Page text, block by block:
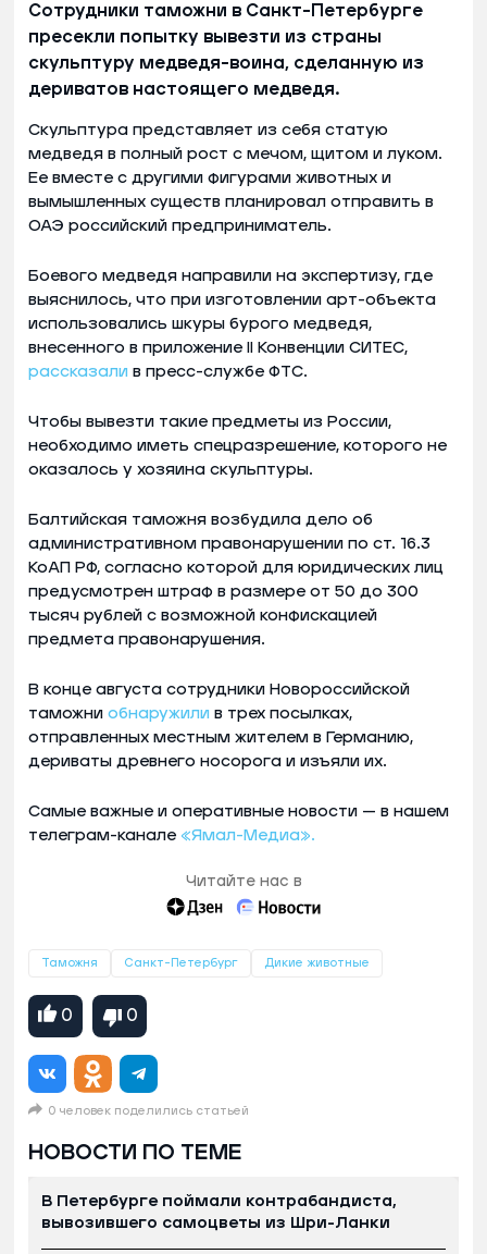
Сотрудники таможни в Санкт-Петербурге
пресекли попытку вывезти из страны
скульптуру медведя-воина, сделанную из
дериватов настоящего медведя.
Скульптура представляет из себя статую
медведя в полный рост с мечом, щитом и луком.
Ее вместе с другими фигурами животных и
вымышленных существ планировал отправить в
ОАЭ российский предприниматель.
Боевого медведя направили на экспертизу, где
выяснилось, что при изготовлении арт-объекта
использовались шкуры бурого медведя,
внесенного в приложение II Конвенции СИТЕС,
рассказали в пресс-службе ФТС.
Чтобы вывезти такие предметы из России,
необходимо иметь спецразрешение, которого не
оказалось у хозяина скульптуры.
Балтийская таможня возбудила дело об
административном правонарушении по ст. 16.3
КоАП РФ, согласно которой для юридических лиц
предусмотрен штраф в размере от 50 до 300
тысяч рублей с возможной конфискацией
предмета правонарушения.
В конце августа сотрудники Новороссийской
таможни обнаружили в трех посылках,
отправленных местным жителем в Германию,
дериваты древнего носорога и изъяли их.
Самые важные и оперативные новости — в нашем
телеграм-канале «Ямал-Медиа».
Читайте нас в
Таможня Санкт-Петербург Дикие животные
0 0
0 человек поделились статьей
НОВОСТИ ПО ТЕМЕ
В Петербурге поймали контрабандиста,
вывозившего самоцветы из Шри-Ланки